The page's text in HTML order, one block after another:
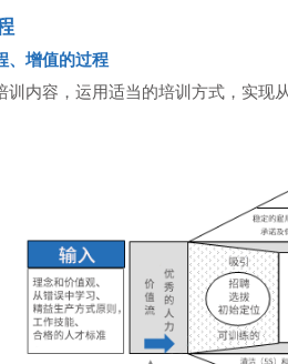
增值的过程
内容，运用适当的培训方式，实现